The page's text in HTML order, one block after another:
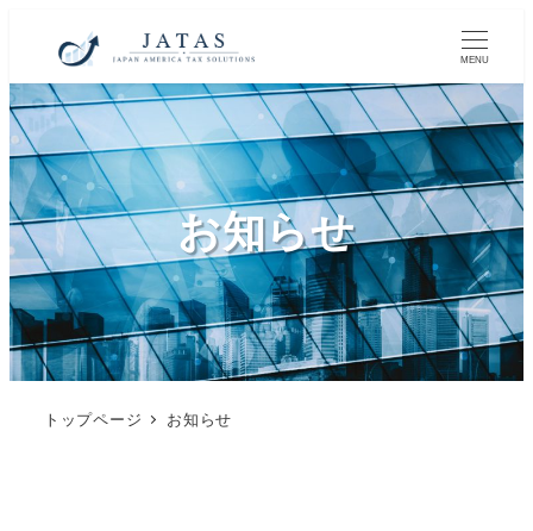
MENU
お知らせ
トップページ お知らせ